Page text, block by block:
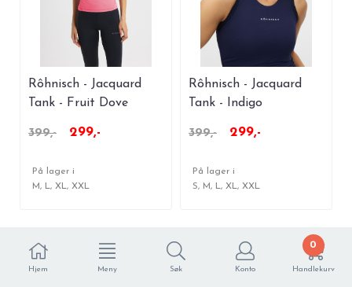
Hjem Meny Søk Konto
0
Handlekurv
Rôhnisch - Jacquard
Tank - Fruit Dove
399,- 299,-
På lager i
M, L, XL, XXL
Rôhnisch - Jacquard
Tank - Indigo
399,- 299,-
På lager i
S, M, L, XL, XXL
Kunder kjøpte også